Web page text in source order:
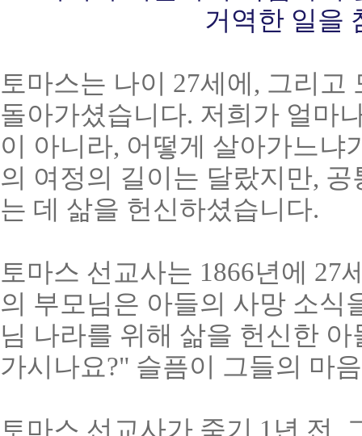
거역한 일을
토마스는 나이 27세에, 그리
돌아가셨습니다. 저희가 얼마
이 아니라, 어떻게 살아가느냐
의 여정의 길이는 달랐지만,
는 데 삶을 헌신하셨습니다.
토마스 선교사는 1866년에 27
의 부모님은 아들의 사망 소식
님 나라를 위해 삶을 헌신한
가시나요?" 슬픔이 그들의 마
토마스 선교사가 죽기 1년 전,